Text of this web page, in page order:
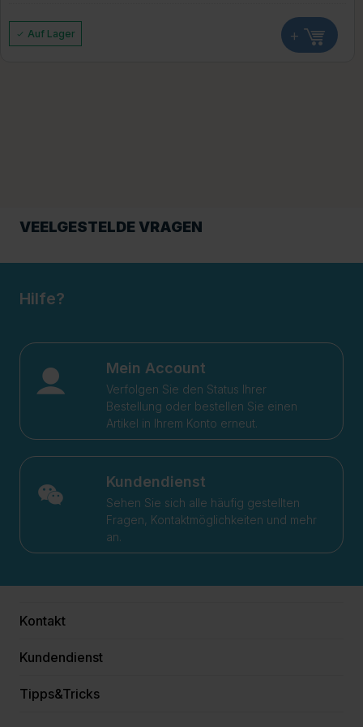
Auf Lager +
VEELGESTELDE VRAGEN
Hilfe?
Mein Account
Verfolgen Sie den Status Ihrer
Bestellung oder bestellen Sie einen
Artikel in Ihrem Konto erneut.
Kundendienst
Sehen Sie sich alle häufig gestellten
Fragen, Kontaktmöglichkeiten und mehr
an.
Kontakt
Kundendienst
Tipps&Tricks